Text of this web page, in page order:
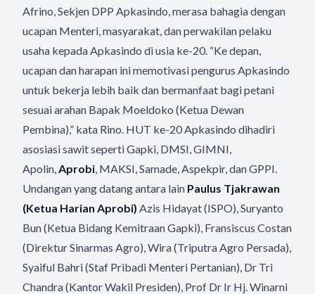
Afrino, Sekjen DPP Apkasindo, merasa bahagia dengan
ucapan Menteri, masyarakat, dan perwakilan pelaku
usaha kepada Apkasindo di usia ke-20. “Ke depan,
ucapan dan harapan ini memotivasi pengurus Apkasindo
untuk bekerja lebih baik dan bermanfaat bagi petani
sesuai arahan Bapak Moeldoko (Ketua Dewan
Pembina),” kata Rino. HUT ke-20 Apkasindo dihadiri
asosiasi sawit seperti Gapki, DMSI, GIMNI,
Apolin,Aprobi, MAKSI, Samade, Aspekpir, dan GPPI.
Undangan yang datang antara lain Paulus Tjakrawan
(Ketua Harian Aprobi) Azis Hidayat (ISPO), Suryanto
Bun (Ketua Bidang Kemitraan Gapki), Fransiscus Costan
(Direktur Sinarmas Agro), Wira (Triputra Agro Persada),
Syaiful Bahri (Staf Pribadi Menteri Pertanian), Dr Tri
Chandra (Kantor Wakil Presiden), Prof Dr Ir Hj. Winarni